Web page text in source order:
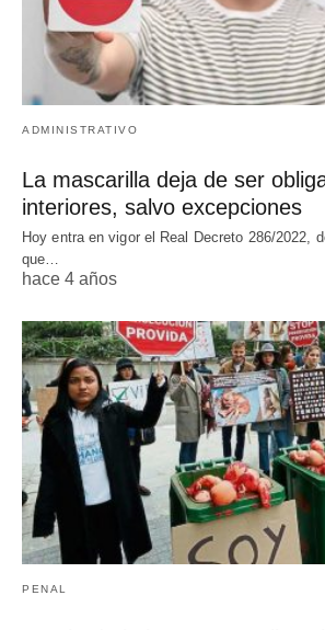
ADMINISTRATIVO
La mascarilla deja de ser
interiores, salvo excepciones
Hoy entra en vigor el Real Decreto 286/2022,
que…
hace 4 años
PENAL